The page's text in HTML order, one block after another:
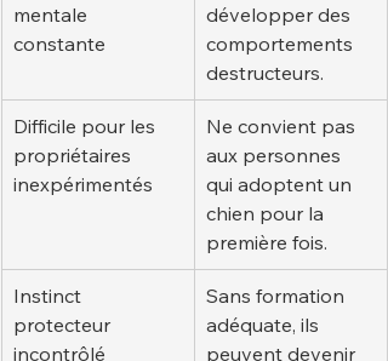
mentale
constante
développer des
comportements
destructeurs.
Difficile pour les
propriétaires
inexpérimentés
Ne convient pas
aux personnes
qui adoptent un
chien pour la
première fois.
Instinct
protecteur
incontrôlé
Sans formation
adéquate, ils
peuvent devenir